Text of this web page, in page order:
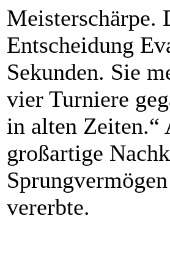
Meisterschärpe.
Entscheidung
Sekunden. Sie
vier Turniere
in alten Zeiten.“
großartige
vererbte.